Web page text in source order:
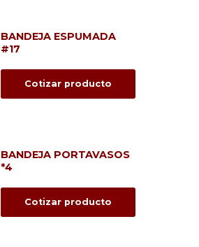
BANDEJA ESPUMADA
#17
Cotizar producto
BANDEJA PORTAVASOS
*4
Cotizar producto